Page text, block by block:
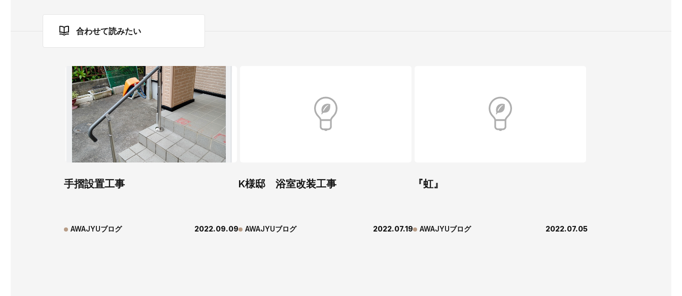
合わせて読みたい
手摺設置工事
AWAJYUブログ 2022.09.09
K様邸 浴室改装工事
AWAJYUブログ 2022.07.19
『虹』
AWAJYUブログ 2022.07.05